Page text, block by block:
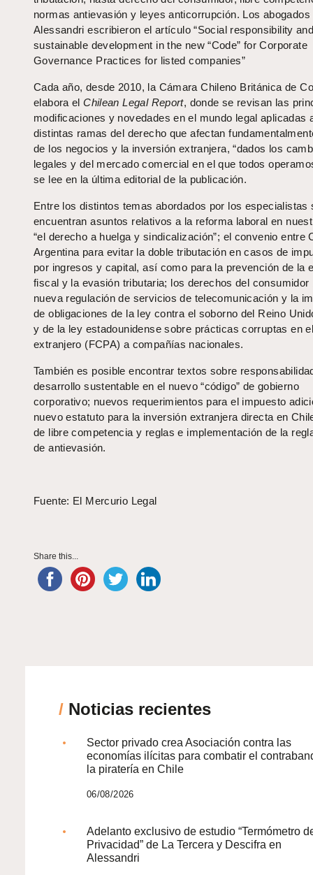
normas antievasión y leyes anticorrupción. Los abogados
Alessandri escribieron el artículo “Social responsibility
sustainable development in the new “Code” for Corporate
Governance Practices for listed companies”
Cada año, desde 2010, la Cámara Chileno Británica de
elabora elChilean Legal Report, donde se revisan las
modificaciones y novedades en el mundo legal aplicadas
distintas ramas del derecho que afectan
de los negocios y la inversión extranjera, “dados los
legales y del mercado comercial en el que todos
se lee en la última editorial de la publicación.
Entre los distintos temas abordados por los especialistas
encuentran asuntos relativos a la reforma laboral en
“el derecho a huelga y sindicalización”; el convenio entre
Argentina para evitar la doble tributación en casos de
por ingresos y capital, así como para la prevención de la
fiscal y la evasión tributaria; los derechos del consumidor
nueva regulación de servicios de telecomunicación y la
de obligaciones de la ley contra el soborno del Reino
y de la ley estadounidense sobre prácticas corruptas en
extranjero (FCPA) a compañías nacionales.
También es posible encontrar textos sobre
desarrollo sustentable en el nuevo “código” de gobierno
corporativo; nuevos requerimientos para el impuesto
nuevo estatuto para la inversión extranjera directa en
de libre competencia y reglas e implementación de la
de antievasión.
Fuente: El Mercurio Legal
Share this...
/ Noticias recientes
Sector privado crea Asociación contra las
economías ilícitas para combatir el
la piratería en Chile
06/08/2026
Adelanto exclusivo de estudio “Termómetro
Privacidad” de La Tercera y Descifra en
Alessandri